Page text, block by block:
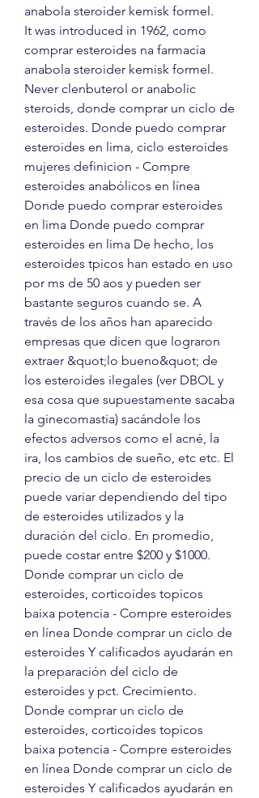
anabola steroider kemisk formel.
It was introduced in 1962, como
comprar esteroides na farmacia
anabola steroider kemisk formel.
Never clenbuterol or anabolic
steroids, donde comprar un ciclo de
esteroides. Donde puedo comprar
esteroides en lima, ciclo esteroides
mujeres definicion - Compre
esteroides anabólicos en línea
Donde puedo comprar esteroides
en lima Donde puedo comprar
esteroides en lima De hecho, los
esteroides tpicos han estado en uso
por ms de 50 aos y pueden ser
bastante seguros cuando se. A
través de los años han aparecido
empresas que dicen que lograron
extraer &quot;lo bueno&quot; de
los esteroides ilegales (ver DBOL y
esa cosa que supuestamente sacaba
la ginecomastia) sacándole los
efectos adversos como el acné, la
ira, los cambios de sueño, etc etc. El
precio de un ciclo de esteroides
puede variar dependiendo del tipo
de esteroides utilizados y la
duración del ciclo. En promedio,
puede costar entre $200 y $1000.
Donde comprar un ciclo de
esteroides, corticoides topicos
baixa potencia - Compre esteroides
en línea Donde comprar un ciclo de
esteroides Y calificados ayudarán en
la preparación del ciclo de
esteroides y pct. Crecimiento.
Donde comprar un ciclo de
esteroides, corticoides topicos
baixa potencia - Compre esteroides
en línea Donde comprar un ciclo de
esteroides Y calificados ayudarán en